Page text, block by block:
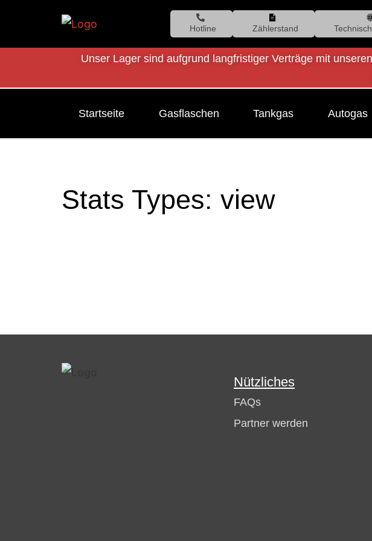
Hotline Zählerstand
Unser Lager sind aufgrund langfristiger Verträge mit
Startseite Gasflaschen Tankgas Autogas
Stats Types: view
Nützliches
FAQs
Partner werden